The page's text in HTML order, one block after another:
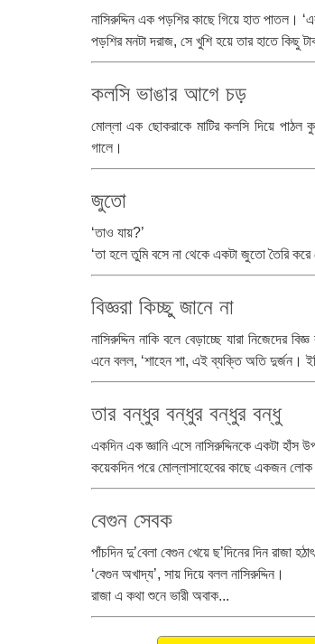
নাসিরুদ্দিন এক পড়শির কাছে গিয়ে হাত পাতল।
পড়শির মনটা দরাজ, সে খুশি হয়ে তার হাতে কিছু
কলসি ভাঙার আগে চড়
মোল্লা এক ছোকরাকে মাটির কলসি দিয়ে
গালে।
জুতো
‘তাও যায়?’
‘তা হলে তুমি বসে না থেকে একটা জুতো তৈরি করে
বিজ্ঞরা কিচ্ছু জানে না
নাসিরুদ্দিন নাকি বলে বেড়াচ্ছে যারা নিজেদের
এনে বলল, ‘শাহেন শা, এই ব্যক্তি অতি দুর্জন।
তার বন্ধুর বন্ধুর বন্ধুর বন্ধু
একদিন এক জ্ঞানি এসে নাসিরুদ্দিনকে একটা হাঁস
কয়েকদিন পরে মোল্লাসাহেবের কাছে একজন
বেগুন সেবক
পাঁচদিন দু’বেলা বেগুন খেয়ে ছ’দিনের দিন রাজা
‘বেগুন অখাদ্য’, সায় দিয়ে বলল নাসিরুদ্দিন।
রাজা এ কথা শুনে ভারী অবাক...